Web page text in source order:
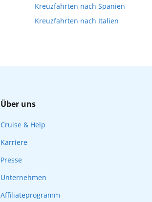
Kreuzfahrten nach Spanien
Kreuzfahrten nach Italien
Über uns
Cruise & Help
Karriere
Presse
Unternehmen
Affiliateprogramm